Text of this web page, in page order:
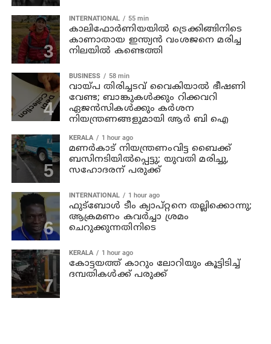
INTERNATIONAL 55 min
കാലിഫോര്‍ണിയയില്‍ ട്രെക്കിങ്ങിനിടെ
കാണാതായ ഇന്ത്യന്‍ വംശജനെ മരിച്ച
നിലയില്‍ കണ്ടെത്തി
BUSINESS 58 min
വായ്പ തിരിച്ചടവ് വൈകിയാൽ ഭീഷണി
വേണ്ട; ബാങ്കുകൾക്കും റിക്കവറി
ഏജൻസികൾക്കും കർശന
നിയന്ത്രണങ്ങളുമായി ആർ ബി ഐ
KERALA 1 hour ago
മണര്‍കാട് നിയന്ത്രണംവിട്ട ബൈക്ക്
ബസിനടിയിൽപ്പെട്ടു; യുവതി മരിച്ചു,
സഹോദരന് പരുക്ക്
INTERNATIONAL 1 hour ago
ഫുട്ബോൾ ടീം ക്യാപ്റ്റനെ തല്ലിക്കൊന്നു;
ആക്രമണം കവർച്ചാ ശ്രമം
ചെറുക്കുന്നതിനിടെ
KERALA 1 hour ago
കോട്ടയത്ത് കാറും ലോറിയും കൂട്ടിടിച്ച്
ദമ്പതികള്‍ക്ക് പരുക്ക്